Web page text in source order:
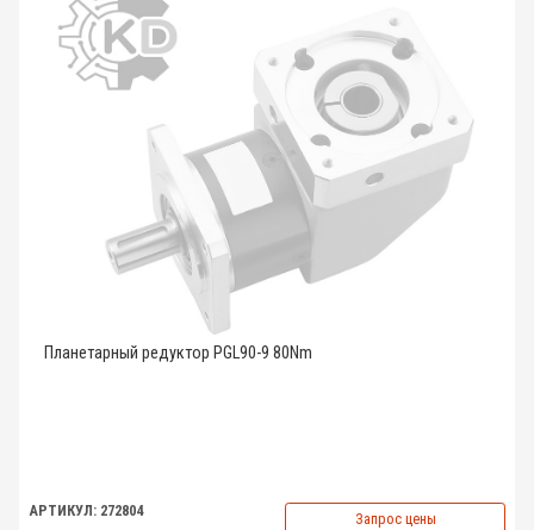
Планетарный редуктор PGL90-9 80Nm
АРТИКУЛ: 272804 Запрос цены